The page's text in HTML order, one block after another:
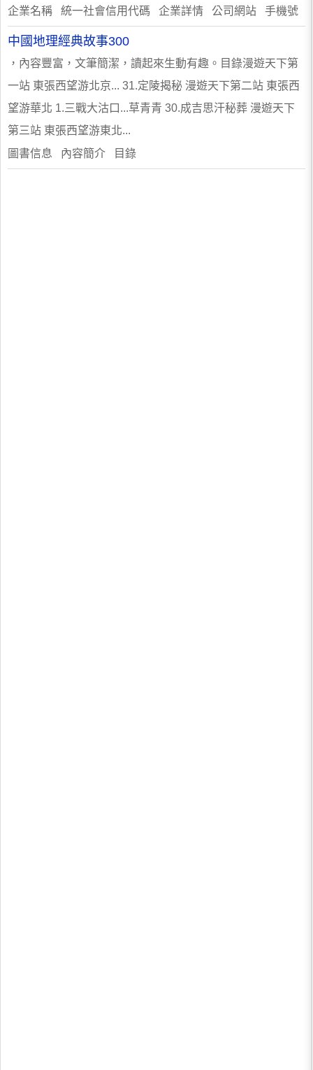
企業名稱 統一社會信用代碼 企業詳情 公司網站 手機號
中國地理經典故事300
，內容豐富，文筆簡潔，讀起來生動有趣。目錄漫遊天下第
一站 東張西望游北京... 31.定陵揭秘 漫遊天下第二站 東張西
望游華北 1.三戰大沽口...草青青 30.成吉思汗秘葬 漫遊天下
第三站 東張西望游東北...
圖書信息 內容簡介 目錄